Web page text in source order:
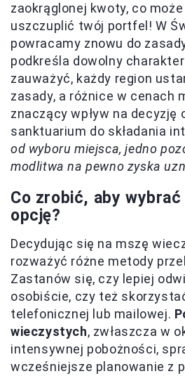
zaokrąglonej kwoty, co
uszczuplić twój portfel! W
powracamy znowu do zasady
podkreśla dowolny
zauważyć, każdy region
zasady, a różnice w cenach
znaczący wpływ na decyzję
sanktuarium do składania
od wyboru miejsca, jedno
modlitwa na pewno zyska
Co zrobić, aby wybrać
opcję?
Decydując się na mszę
rozważyć różne metody
Zastanów się, czy lepiej
osobiście, czy też
telefonicznej lub mailowej.
wieczystych, zwłaszcza w
intensywnej pobożności,
wcześniejsze planowanie z